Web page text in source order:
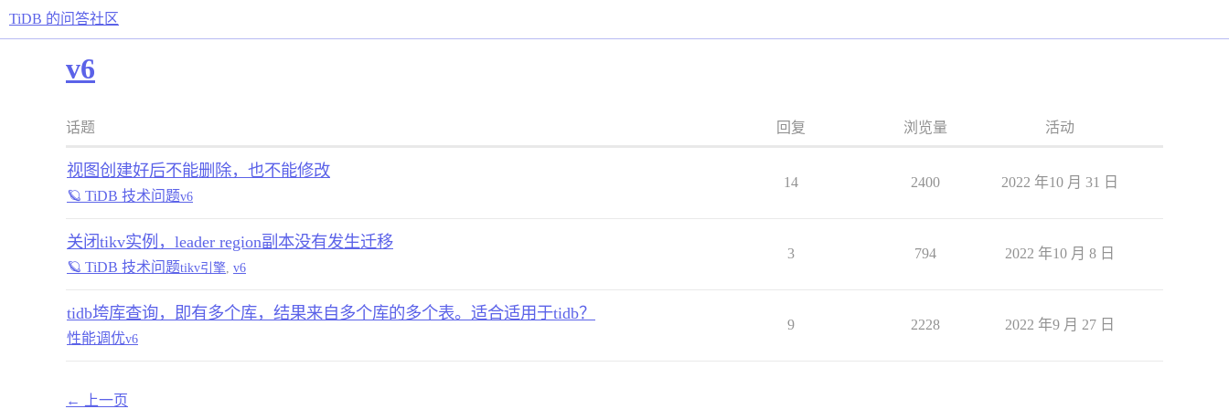
TiDB 的问答社区
v6
话题 回复 浏览量 活动
视图创建好后不能删除，也不能修改
🪐 TiDB 技术问题v6
14 2400 2022 年10 月 31 日
关闭tikv实例，leader region副本没有发生迁移
🪐 TiDB 技术问题tikv引擎 v6
3 794 2022 年10 月 8 日
tidb垮库查询，即有多个库，结果来自多个库的多个表。适合适用于tidb？
性能调优v6
9 2228 2022 年9 月 27 日
← 上一页